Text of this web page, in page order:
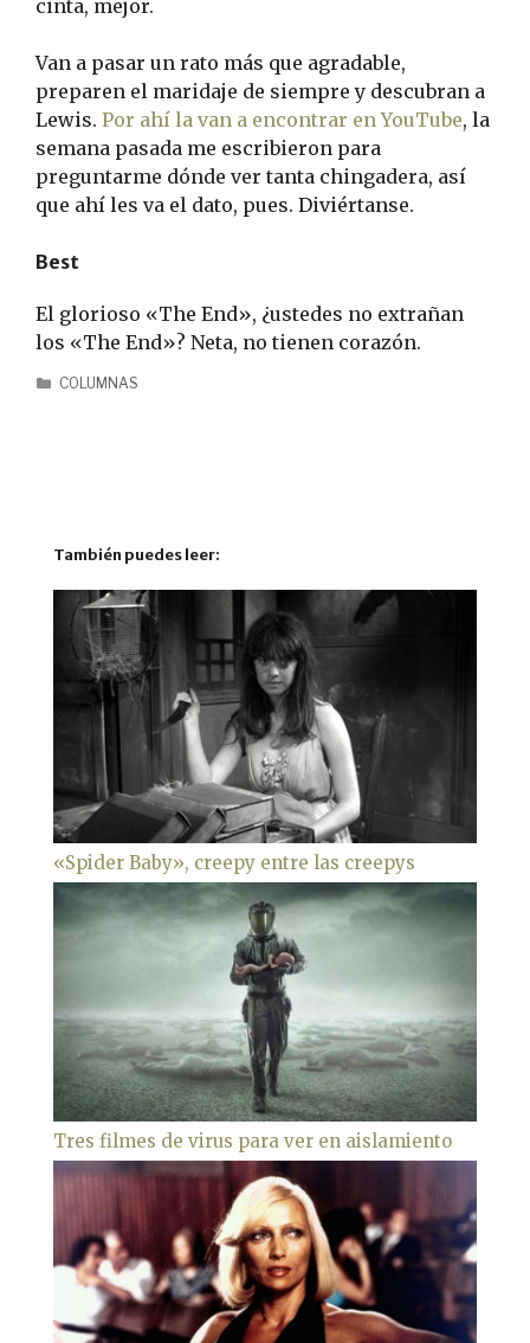
cinta, mejor.
Van a pasar un rato más que agradable,
preparen el maridaje de siempre y descubran a
Lewis. Por ahí la van a encontrar en YouTube, la
semana pasada me escribieron para
preguntarme dónde ver tanta chingadera, así
que ahí les va el dato, pues. Diviértanse.
Best
El glorioso «The End», ¿ustedes no extrañan
los «The End»? Neta, no tienen corazón.
COLUMNAS
También puedes leer:
«Spider Baby», creepy entre las creepys
Tres filmes de virus para ver en aislamiento